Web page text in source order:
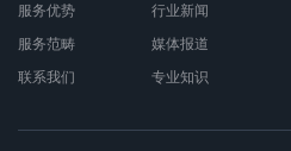
服务优势
服务范畴
联系我们
行业新闻
媒体报道
专业知识